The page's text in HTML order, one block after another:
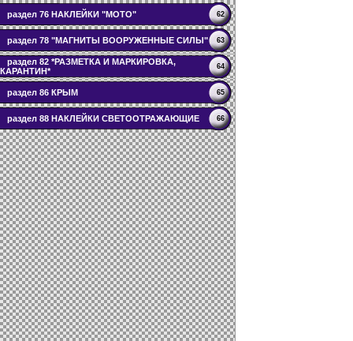
раздел 76 НАКЛЕЙКИ "МОТО" 62
раздел 78 "МАГНИТЫ ВООРУЖЕННЫЕ СИЛЫ" 63
раздел 82 *РАЗМЕТКА И МАРКИРОВКА,
КАРАНТИН*
64
раздел 86 КРЫМ 65
раздел 88 НАКЛЕЙКИ СВЕТООТРАЖАЮЩИЕ 66